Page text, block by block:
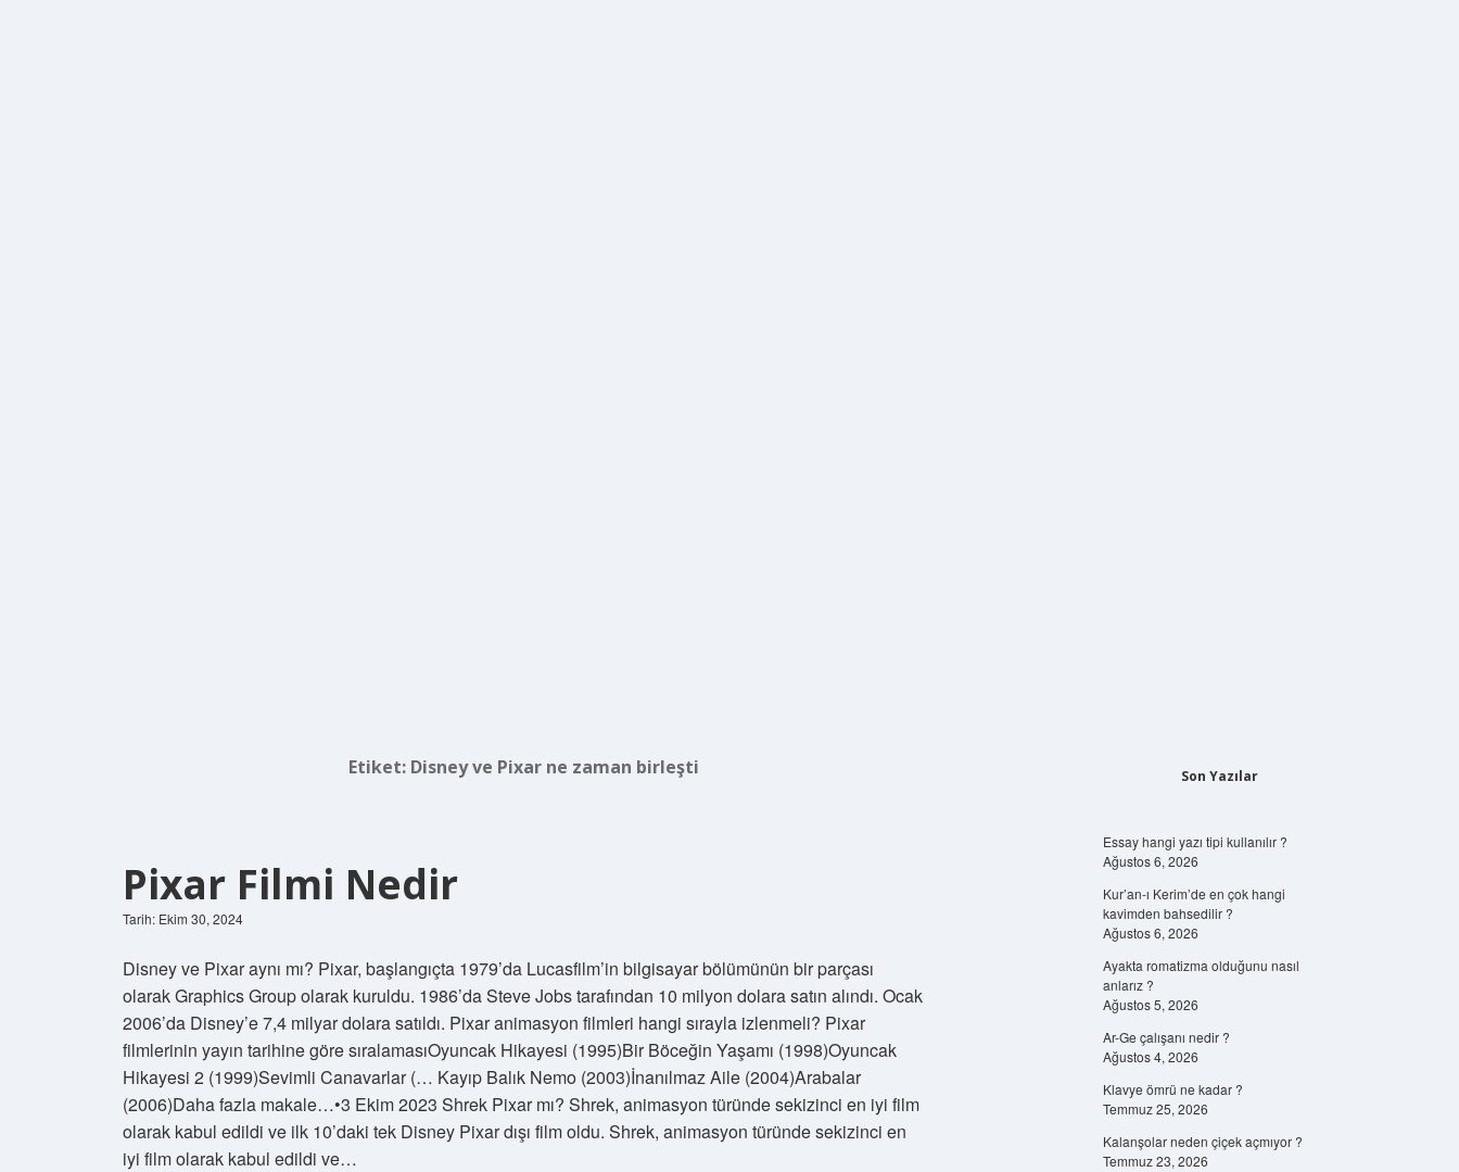
Etiket: Disney ve Pixar ne zaman birleşti
Pixar Filmi Nedir
Tarih: Ekim 30, 2024
Disney ve Pixar aynı mı? Pixar, başlangıçta 1979’da Lucasfilm’in bilgisayar bölümünün bir parçası
olarak Graphics Group olarak kuruldu. 1986’da Steve Jobs tarafından 10 milyon dolara satın alındı. Ocak
2006’da Disney’e 7,4 milyar dolara satıldı. Pixar animasyon filmleri hangi sırayla izlenmeli? Pixar
filmlerinin yayın tarihine göre sıralamasıOyuncak Hikayesi (1995)Bir Böceğin Yaşamı (1998)Oyuncak
Hikayesi 2 (1999)Sevimli Canavarlar (… Kayıp Balık Nemo (2003)İnanılmaz Aile (2004)Arabalar
(2006)Daha fazla makale…•3 Ekim 2023 Shrek Pixar mı? Shrek, animasyon türünde sekizinci en iyi film
olarak kabul edildi ve ilk 10’daki tek Disney Pixar dışı film oldu. Shrek, animasyon türünde sekizinci en
iyi film olarak kabul edildi ve…
Son Yazılar
Essay hangi yazı tipi kullanılır ?
Ağustos 6, 2026
Kur’an-ı Kerim’de en çok hangi
kavimden bahsedilir ?
Ağustos 6, 2026
Ayakta romatizma olduğunu nasıl
anlarız ?
Ağustos 5, 2026
Ar-Ge çalışanı nedir ?
Ağustos 4, 2026
Klavye ömrü ne kadar ?
Temmuz 25, 2026
Kalanşolar neden çiçek açmıyor ?
Temmuz 23, 2026